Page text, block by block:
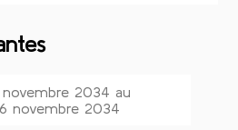
2034 au
novembre 2034